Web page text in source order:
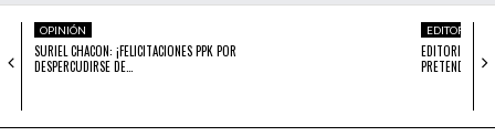
ECONOMÍA
SOCIEDAD
OPINIÓN
SURIEL CHACON: ¡FELICITACIONES PPK POR
DESPERCUDIRSE DE…
EDITORIAL
EDITORIAL:
PRETENDEN…